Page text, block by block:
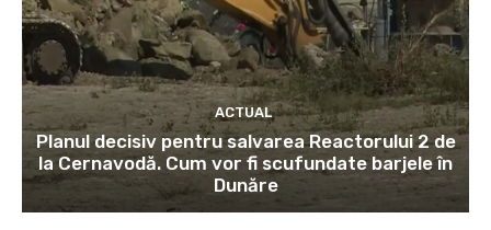
ACTUAL
Planul decisiv pentru salvarea Reactorului 2 de
la Cernavodă. Cum vor fi scufundate barjele în
Dunăre